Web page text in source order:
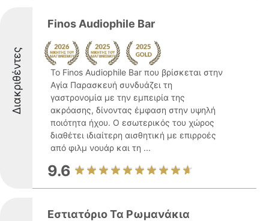
Διακριθέντες
Finos Audiophile Bar
Το Finos Audiophile Bar που βρίσκεται στην
Αγία Παρασκευή συνδυάζει τη
γαστρονομία με την εμπειρία της
ακρόασης, δίνοντας έμφαση στην υψηλή
ποιότητα ήχου. Ο εσωτερικός του χώρος
διαθέτει ιδιαίτερη αισθητική με επιρροές
από φιλμ νουάρ και τη ...
9.6
Εστιατόριο Τα Ρωμανάκια